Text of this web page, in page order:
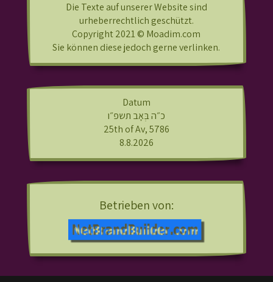
Die Texte auf unserer Website sind
urheberrechtlich geschützt.
Copyright 2021 © Moadim.com
Sie können diese jedoch gerne verlinken.
Datum
כ״ה בְּאָב תשפ״ו
25th of Av, 5786
8.8.2026
Betrieben von: